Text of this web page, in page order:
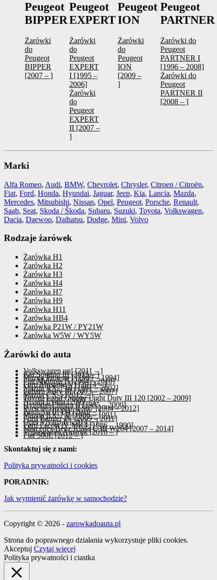
Peugeot
BIPPER
Żarówki
do
Peugeot
BIPPER
[2007 – ]
Peugeot
EXPERT
Żarówki
do
Peugeot
EXPERT
I [1995 –
2006]
Żarówki
do
Peugeot
EXPERT
II [2007 –
]
Peugeot
ION
Żarówki
do
Peugeot
ION
[2009 –
]
Peugeot
PARTNER
Żarówki do
Peugeot
PARTNER I
[1996 – 2008]
Żarówki do
Peugeot
PARTNER II
[2008 – ]
Marki
Alfa Romeo, Audi, BMW, Chevrolet, Chrysler, Citroen / Citroën,
Fiat, Ford, Honda, Hyundai, Jaguar, Jeep, Kia, Lancia, Mazda,
Mercedes, Mitsubishi, Nissan, Opel, Peugeot, Porsche, Renault,
Saab, Seat, Skoda / Škoda, Subaru, Suzuki, Toyota, Volkswagen,
Dacia, Daewoo, Daihatsu, Dodge, Mini, Volvo
Rodzaje żarówek
Żarówka H1
Żarówka H2
Żarówka H3
Żarówka H4
Żarówka H7
Żarówka H9
Żarówka H11
Żarówka HB4
Żarówka P21W / PY21W
Żarówka W5W / WY5W
Żarówki do auta
Volkswagen up! [2011 – ]
Kia Sorento III [2015 – ]
Mazda Protege I [1989 – 1994]
Fiat Multipla II [2004 – 2010]
Ford Mustang VI [2014 – ]
Mazda RX-7 III [1991 – 2002]
Subaru Justy III [2003 – 2007]
Mazda CX-5 [2012 – ]
Toyota Land Cruiser Light Duty III 120 [2002 – 2009]
Nissan Evalia [2009 – ]
Hyundai Elantra II [1995 – 2000]
Porsche Boxster II 987 [2004 – 2012]
Audi A8 III D4 [2010 – ]
Mazda RX-7 II [1986 – 1991]
Ford Ranger IV [2009 – 2011]
Opel Vivaro II [2014 – ]
Ford Escort IV MK4 [1986 – 1990]
Mercedes-Benz Klasa C III W204 [2007 – 2014]
Volkswagen Amarok [2010 – ]
Fiat 500L [2012 – ]
Skontaktuj się z nami:
Polityka prywatności i cookies
PORADNIK:
Jak wymienić żarówkę w samochodzie?
Copyright © 2026 - zarowkadoauta.pl
Strona do poprawnego działania wykorzystuje pliki cookies.
Akceptuj Czytaj więcej
Polityka prywatności i ciastka